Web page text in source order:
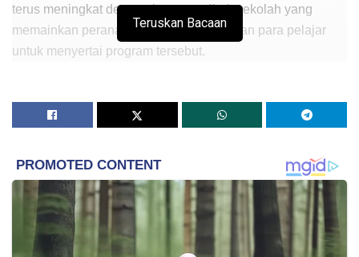
terus meningkat dengan bantuan pihak sekolah yang
memainkan peranan dalam menggalakkan para pelajar
untuk menyertai program tersebut.
dua fasa. Fasa pertama meliputi latihan di dalam kem
selama lapan minggu, manakala fasa kedua, pelajar boleh
kemahiran yang ditawarkan bagi tempoh tiga hingga 36
bulan.
“Program kemahiran ini melibatkan pelbagai bidang
seperti automotif, kimpalan dan elektrikal,” katanya pada
Teruskan Bacaan